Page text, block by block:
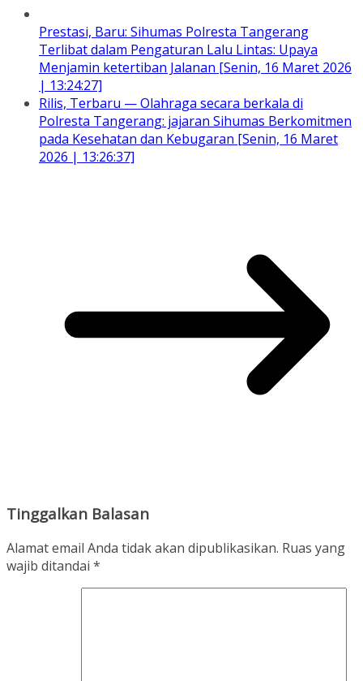
Prestasi, Baru: Sihumas Polresta Tangerang
Terlibat dalam Pengaturan Lalu Lintas: Upaya
Menjamin ketertiban Jalanan [Senin, 16 Maret 2026
| 13:24:27]
Rilis, Terbaru — Olahraga secara berkala di
Polresta Tangerang: jajaran Sihumas Berkomitmen
pada Kesehatan dan Kebugaran [Senin, 16 Maret
2026 | 13:26:37]
Tinggalkan Balasan
Alamat email Anda tidak akan dipublikasikan. Ruas yang
wajib ditandai *